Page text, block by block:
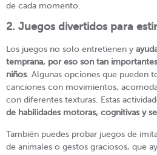
de cada momento.
2. Juegos divertidos para
Los juegos no solo entretienen y
temprana, por eso son tan
niños. Algunas opciones que pueden
canciones con movimientos,
con diferentes texturas. Estas
de habilidades motoras, cognitivas y
También puedes probar juegos de
de animales o gestos graciosos, que